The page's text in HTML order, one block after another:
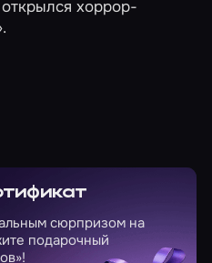
хоррор-
.
сюрпризом на
подарочный